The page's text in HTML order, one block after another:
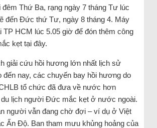
đêm Thứ Ba, rạng ngày 7 tháng Tư lúc
đến Đức thứ Tư, ngày 8 tháng 4. Máy
TP HCM lúc 5.05 giờ để đón thêm công
kẹt tại đây.
giải cứu hồi hương lớn nhất lịch sử
nay, các chuyến bay hồi hương do
tổ chức đã đưa về nước hơn
du lịch người Đức mắc kẹt ở nước ngoài.
người vẫn đang chờ đợi – ví dụ ở Việt
Ấn Độ. Ban tham mưu khủng hoảng của